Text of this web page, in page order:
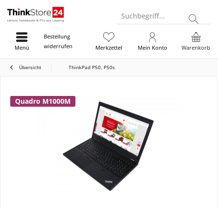
Suchbegriff...
Bestellung
widerrufen
Warenkorb
Merkzettel Mein Konto
Menü
Übersicht ThinkPad P50, P50s
Quadro M1000M